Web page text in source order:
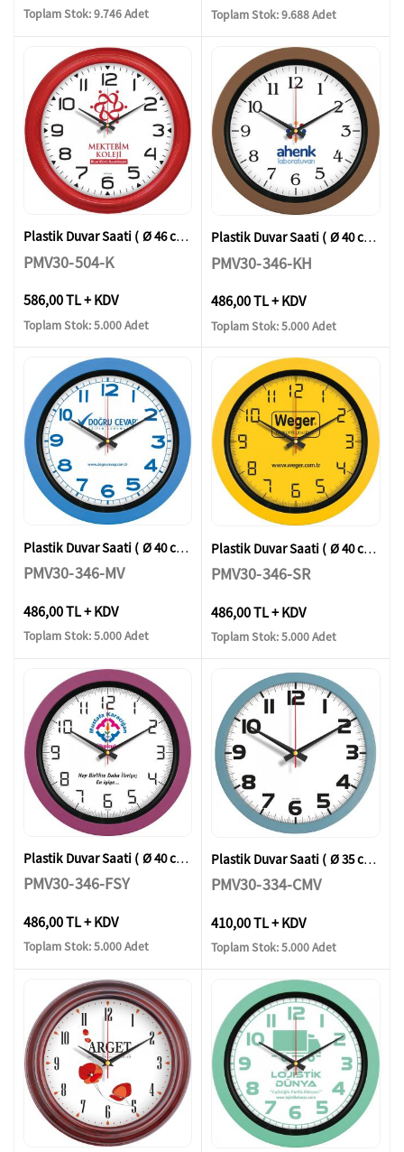
Toplam Stok: 9.746 Adet Toplam Stok: 9.688 Adet
Plastik Duvar Saati ( Ø 46 cm )
PMV30-504-K
586,00 TL + KDV
Toplam Stok: 5.000 Adet
Plastik Duvar Saati ( Ø 40 cm )
PMV30-346-KH
486,00 TL + KDV
Toplam Stok: 5.000 Adet
Plastik Duvar Saati ( Ø 40 cm )
PMV30-346-MV
486,00 TL + KDV
Toplam Stok: 5.000 Adet
Plastik Duvar Saati ( Ø 40 cm )
PMV30-346-SR
486,00 TL + KDV
Toplam Stok: 5.000 Adet
Plastik Duvar Saati ( Ø 40 cm )
PMV30-346-FSY
486,00 TL + KDV
Toplam Stok: 5.000 Adet
Plastik Duvar Saati ( Ø 35 cm )
PMV30-334-CMV
410,00 TL + KDV
Toplam Stok: 5.000 Adet